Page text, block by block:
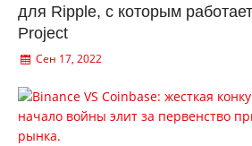
для Ripple, с которым
Project
Сен 17, 2022